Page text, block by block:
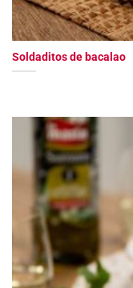
Soldaditos de bacalao